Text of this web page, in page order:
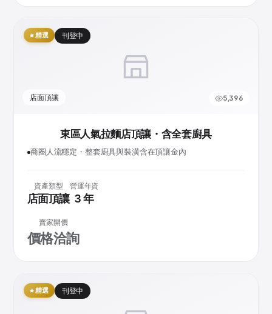
精選 刊登中
店面頂讓 5,396
東區人氣拉麵店頂讓・含全套廚具
商圈人流穩定・整套廚具與裝潢含在頂讓金內
資產類型
店面頂讓
營運年資
3 年
賣家開價
價格洽詢
精選 刊登中